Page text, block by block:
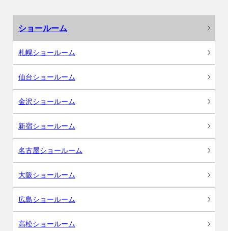
ショールーム
札幌ショールーム
仙台ショールーム
金沢ショールーム
新宿ショールーム
名古屋ショールーム
大阪ショールーム
広島ショールーム
高松ショールーム